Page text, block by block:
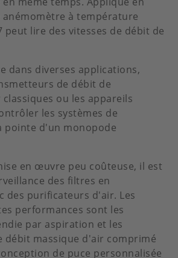
anémomètre à température
peut lire des vitesses de débit de
dans diverses applications,
de débit de
ou les appareils
les systèmes de
pointe d'un monopode
en œuvre peu coûteuse, il est
des filtres en
des purificateurs d'air. Les
performances sont les
par aspiration et les
débit massique d'air comprimé
de puce personnalisée